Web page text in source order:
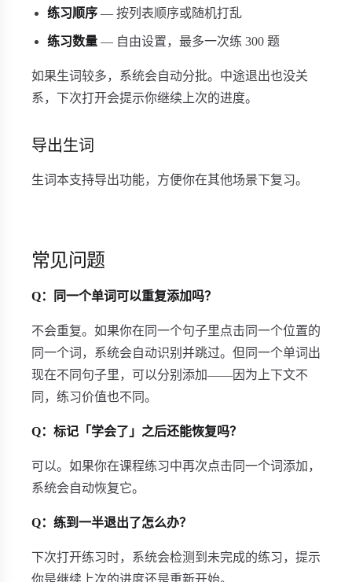
练习顺序 — 按列表顺序或随机打乱
练习数量 — 自由设置，最多一次练 300 题
如果生词较多，系统会自动分批。中途退出也没关
系，下次打开会提示你继续上次的进度。
导出生词
生词本支持导出功能，方便你在其他场景下复习。
常见问题
Q：同一个单词可以重复添加吗？
不会重复。如果你在同一个句子里点击同一个位置的
同一个词，系统会自动识别并跳过。但同一个单词出
现在不同句子里，可以分别添加——因为上下文不
同，练习价值也不同。
Q：标记「学会了」之后还能恢复吗？
可以。如果你在课程练习中再次点击同一个词添加，
系统会自动恢复它。
Q：练到一半退出了怎么办？
下次打开练习时，系统会检测到未完成的练习，提示
你是继续上次的进度还是重新开始。